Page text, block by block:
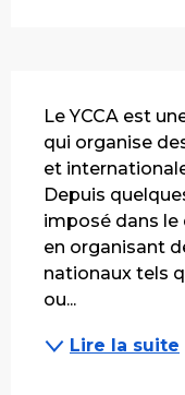
Le YCCA est
qui organise
et
Depuis
imposé dans
en organisant
nationaux tels
ou...
Lire la suite